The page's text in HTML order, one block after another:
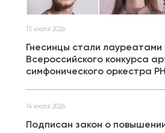
15 июля 2026
Гнесинцы стали лауреатами
Всероссийского конкурса
симфонического оркестра
14 июля 2026
Подписан закон о